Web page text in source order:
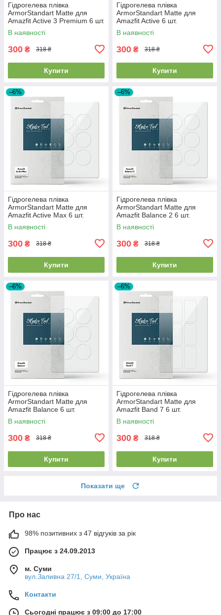
Гідрогелева плівка
ArmorStandart Matte для
Amazfit Active 3 Premium 6 шт.
(ARM91947)
В наявності
300 ₴ 318 ₴
Купити
Гідрогелева плівка
ArmorStandart Matte для
Amazfit Active 6 шт.
(ARM91948)
В наявності
300 ₴ 318 ₴
Купити
–6%
Гідрогелева плівка
ArmorStandart Matte для
Amazfit Active Max 6 шт.
(ARM91949)
В наявності
300 ₴ 318 ₴
Купити
–6%
Гідрогелева плівка
ArmorStandart Matte для
Amazfit Balance 2 6 шт.
(ARM91950)
В наявності
300 ₴ 318 ₴
Купити
–6%
Гідрогелева плівка
ArmorStandart Matte для
Amazfit Balance 6 шт.
(ARM91951)
В наявності
300 ₴ 318 ₴
Купити
–6%
Гідрогелева плівка
ArmorStandart Matte для
Amazfit Band 7 6 шт.
(ARM91952)
В наявності
300 ₴ 318 ₴
Купити
Показати ще
Про нас
98% позитивних з 47 відгуків за рік
Працює з 24.09.2013
м. Суми
вул.Заливна 27/1, Суми, Україна
Контакти
Сьогодні працює з 09:00 до 17:00